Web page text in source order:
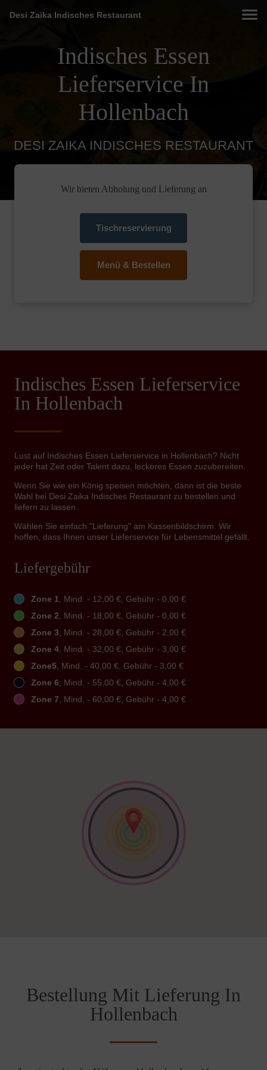
Desi Zaika Indisches Restaurant
Indisches Essen
Lieferservice In
Hollenbach
DESI ZAIKA INDISCHES RESTAURANT
Wir bieten Abholung und Lieferung an
Tischreservierung
Menü & Bestellen
Indisches Essen Lieferservice
In Hollenbach
Lust auf Indisches Essen Lieferservice in Hollenbach? Nicht
jeder hat Zeit oder Talent dazu, leckeres Essen zuzubereiten.
Wenn Sie wie ein König speisen möchten, dann ist die beste
Wahl bei Desi Zaika Indisches Restaurant zu bestellen und
liefern zu lassen.
Wählen Sie einfach "Lieferung" am Kassenbildschirm. Wir
hoffen, dass Ihnen unser Lieferservice für Lebensmittel gefällt.
Liefergebühr
Zone 1, Mind. - 12,00 €, Gebühr - 0,00 €
Zone 2, Mind. - 18,00 €, Gebühr - 0,00 €
Zone 3, Mind. - 28,00 €, Gebühr - 2,00 €
Zone 4, Mind. - 32,00 €, Gebühr - 3,00 €
Zone5, Mind. - 40,00 €, Gebühr - 3,00 €
Zone 6, Mind. - 55,00 €, Gebühr - 4,00 €
Zone 7, Mind. - 60,00 €, Gebühr - 4,00 €
Bestellung Mit Lieferung In
Hollenbach